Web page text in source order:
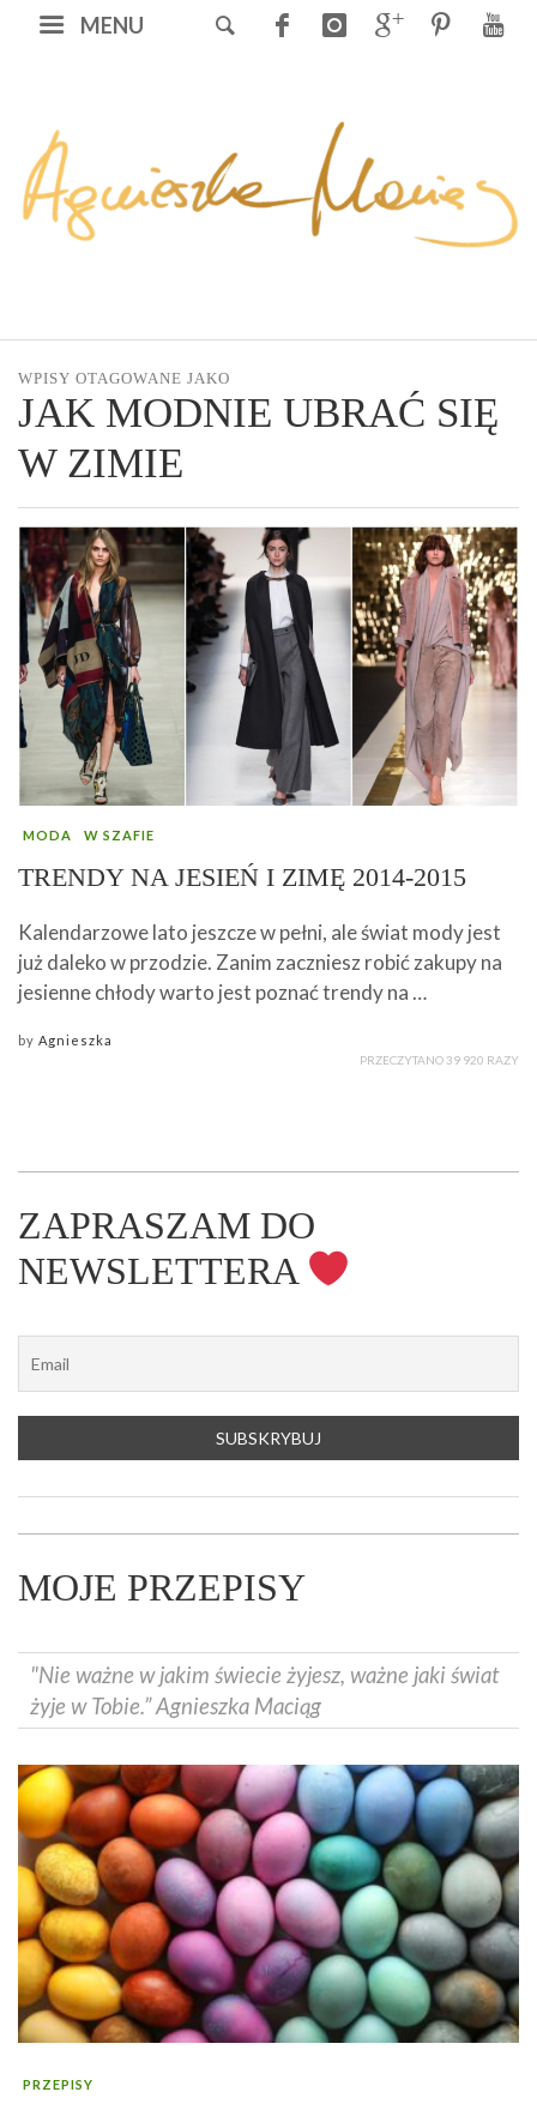
MENU
WPISY OTAGOWANE JAKO
JAK MODNIE UBRAĆ SIĘ
W ZIMIE
MODA W SZAFIE
TRENDY NA JESIEŃ I ZIMĘ 2014-2015
Kalendarzowe lato jeszcze w pełni, ale świat mody jest
już daleko w przodzie. Zanim zaczniesz robić zakupy na
jesienne chłody warto jest poznać trendy na …
by Agnieszka
PRZECZYTANO 39 920 RAZY
ZAPRASZAM DO
NEWSLETTERA
MOJE PRZEPISY
"Nie ważne w jakim świecie żyjesz, ważne jaki świat
żyje w Tobie.” Agnieszka Maciąg
PRZEPISY